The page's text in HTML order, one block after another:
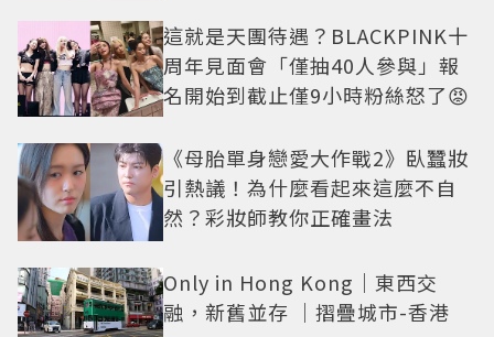
這就是天團待遇？BLACKPINK十
周年見面會「僅抽40人參與」報
名開始到截止僅9小時粉絲怒了😡
《母胎單身戀愛大作戰2》臥蠶妝
引熱議！為什麼看起來這麼不自
然？彩妝師教你正確畫法
Only in Hong Kong｜東西交
融，新舊並存 ｜摺疊城市-香港